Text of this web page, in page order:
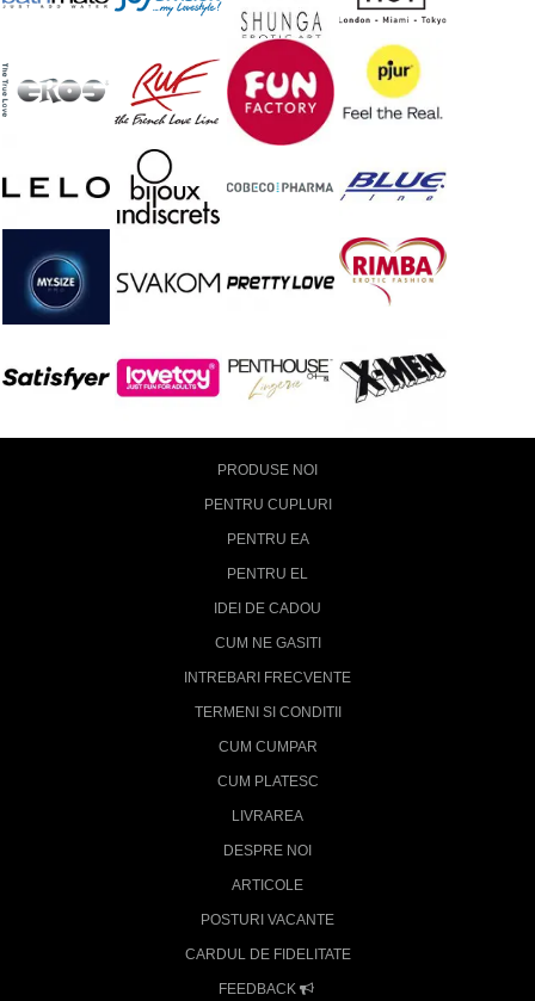
PRODUSE NOI
PENTRU CUPLURI
PENTRU EA
PENTRU EL
IDEI DE CADOU
CUM NE GASITI
INTREBARI FRECVENTE
TERMENI SI CONDITII
CUM CUMPAR
CUM PLATESC
LIVRAREA
DESPRE NOI
ARTICOLE
POSTURI VACANTE
CARDUL DE FIDELITATE
FEEDBACK